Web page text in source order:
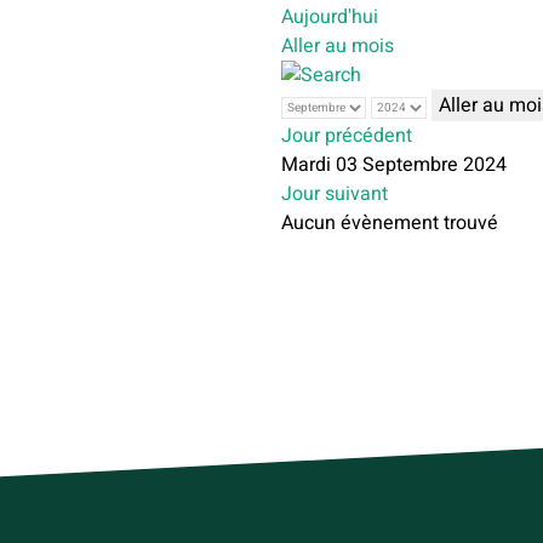
Aujourd'hui
Aller au mois
Aller au
Jour précédent
Mardi 03 Septembre 2024
Jour suivant
Aucun évènement trouvé